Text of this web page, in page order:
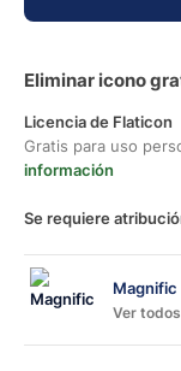
Eliminar icono
Licencia de Flaticon
Gratis para uso
información
Se requiere
Magnific
Ver